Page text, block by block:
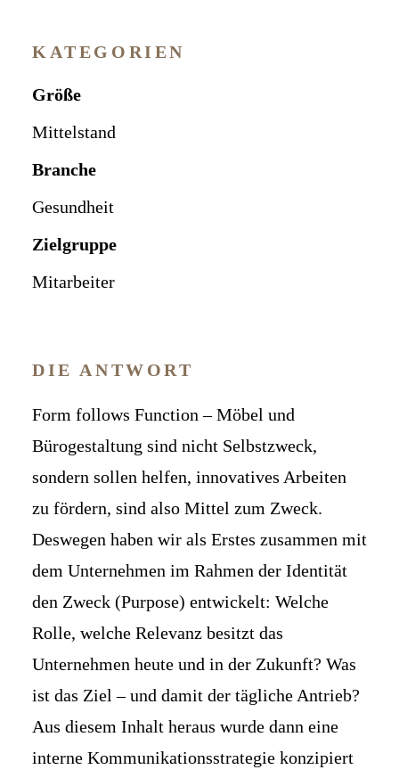
KATEGORIEN
Größe
Mittelstand
Branche
Gesundheit
Zielgruppe
Mitarbeiter
DIE ANTWORT
Form follows Function – Möbel und
Bürogestaltung sind nicht Selbstzweck,
sondern sollen helfen, innovatives Arbeiten
zu fördern, sind also Mittel zum Zweck.
Deswegen haben wir als Erstes zusammen mit
dem Unternehmen im Rahmen der Identität
den Zweck (Purpose) entwickelt: Welche
Rolle, welche Relevanz besitzt das
Unternehmen heute und in der Zukunft? Was
ist das Ziel – und damit der tägliche Antrieb?
Aus diesem Inhalt heraus wurde dann eine
interne Kommunikationsstrategie konzipiert